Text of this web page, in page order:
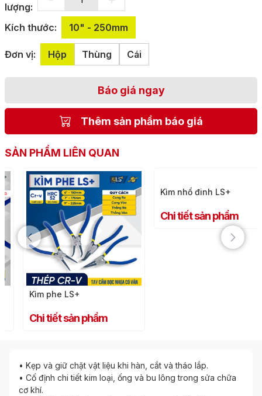
lượng:
Kích thước: 10" - 250mm
Đơn vị: Hộp Thùng Cái
Báo giá ngay
Thêm sản phẩm báo giá
SẢN PHẨM LIÊN QUAN
Kìm phe LS+
Chi tiết sản phẩm
• Kẹp và giữ chặt vật liệu khi hàn, cắt và tháo lắp.
• Cố định chi tiết kim loại, ống và bu lông trong sửa chữa
cơ khí.